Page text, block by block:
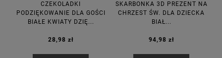
CZEKOLADKI
PODZIĘKOWANIE DLA GOŚCI
BIAŁE KWIATY DZIĘ...
28,98 zł
SKARBONKA 3D PREZENT NA
CHRZEST ŚW. DLA DZIECKA
BIAŁ...
94,98 zł